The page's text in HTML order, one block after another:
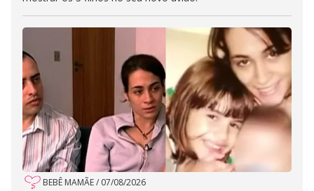
BEBÊ MAMÃE/ 07/08/2026